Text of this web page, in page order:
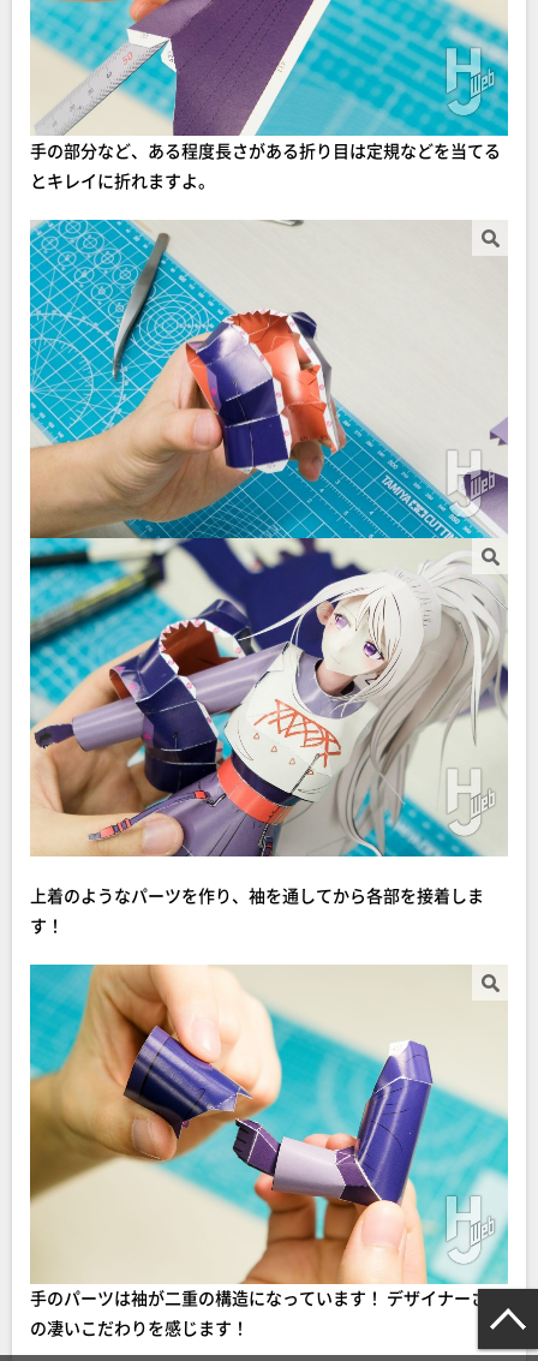
手の部分など、ある程度長さがある折り目は定規などを当てる
とキレイに折れますよ。
上着のようなパーツを作り、袖を通してから各部を接着しま
す！
手のパーツは袖が二重の構造になっています！ デザイナーさん
の凄いこだわりを感じます！